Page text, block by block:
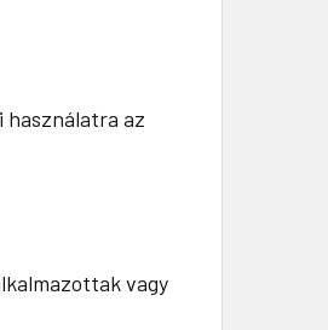
használatra az
vagy